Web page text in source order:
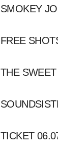
SMOKEY
FREE
THE
TICKET